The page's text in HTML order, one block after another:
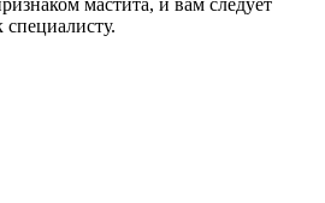
специалисту.